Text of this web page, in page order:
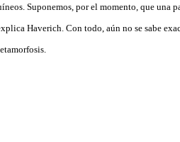
Suponemos, por el momento, que una
Haverich. Con todo, aún no se sabe